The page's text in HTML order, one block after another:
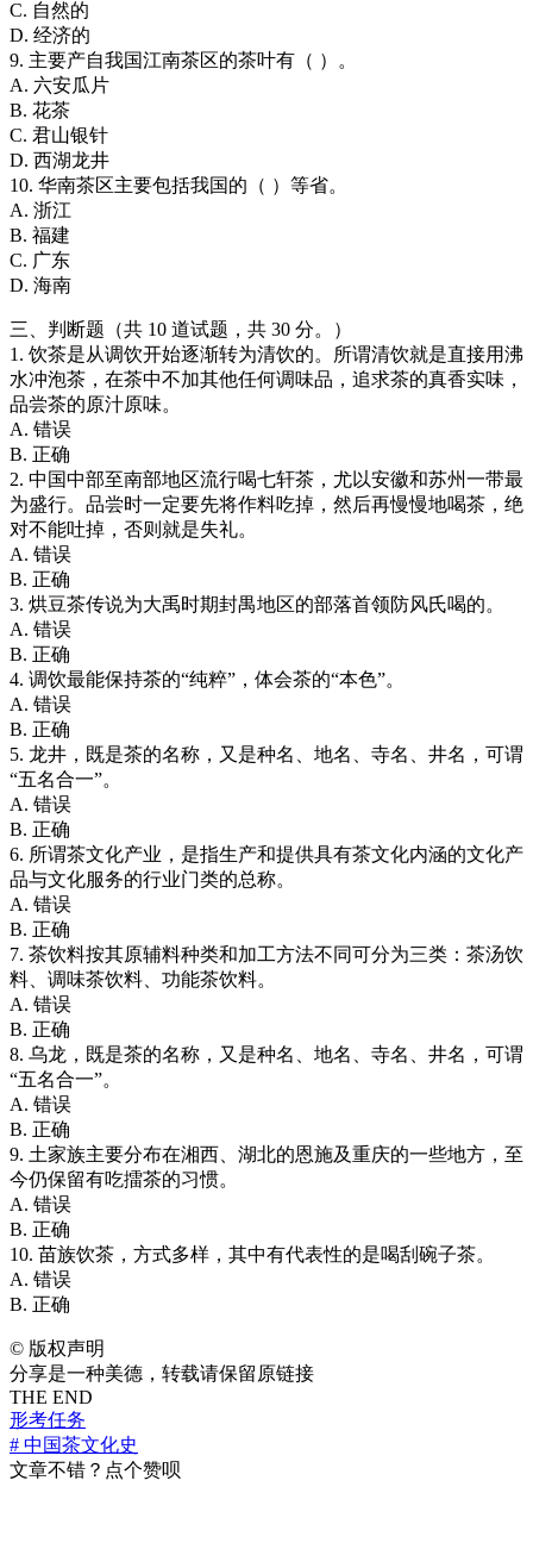
C. 自然的
D. 经济的
9. 主要产自我国江南茶区的茶叶有（ ）。
A. 六安瓜片
B. 花茶
C. 君山银针
D. 西湖龙井
10. 华南茶区主要包括我国的（ ）等省。
A. 浙江
B. 福建
C. 广东
D. 海南
三、判断题（共 10 道试题，共 30 分。）
1. 饮茶是从调饮开始逐渐转为清饮的。所谓清饮就是直接用沸
水冲泡茶，在茶中不加其他任何调味品，追求茶的真香实味，
品尝茶的原汁原味。
A. 错误
B. 正确
2. 中国中部至南部地区流行喝七轩茶，尤以安徽和苏州一带最
为盛行。品尝时一定要先将作料吃掉，然后再慢慢地喝茶，绝
对不能吐掉，否则就是失礼。
A. 错误
B. 正确
3. 烘豆茶传说为大禹时期封禺地区的部落首领防风氏喝的。
A. 错误
B. 正确
4. 调饮最能保持茶的“纯粹”，体会茶的“本色”。
A. 错误
B. 正确
5. 龙井，既是茶的名称，又是种名、地名、寺名、井名，可谓
“五名合一”。
A. 错误
B. 正确
6. 所谓茶文化产业，是指生产和提供具有茶文化内涵的文化产
品与文化服务的行业门类的总称。
A. 错误
B. 正确
7. 茶饮料按其原辅料种类和加工方法不同可分为三类：茶汤饮
料、调味茶饮料、功能茶饮料。
A. 错误
B. 正确
8. 乌龙，既是茶的名称，又是种名、地名、寺名、井名，可谓
“五名合一”。
A. 错误
B. 正确
9. 土家族主要分布在湘西、湖北的恩施及重庆的一些地方，至
今仍保留有吃擂茶的习惯。
A. 错误
B. 正确
10. 苗族饮茶，方式多样，其中有代表性的是喝刮碗子茶。
A. 错误
B. 正确
© 版权声明
分享是一种美德，转载请保留原链接
THE END
形考任务
# 中国茶文化史
文章不错？点个赞呗